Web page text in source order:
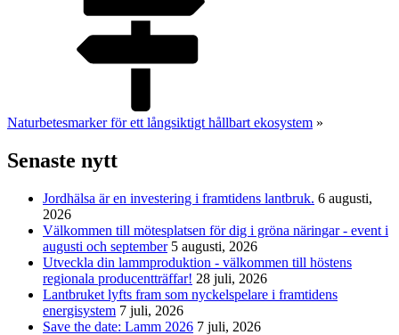
Naturbetesmarker för ett långsiktigt hållbart ekosystem »
Senaste nytt
Jordhälsa är en investering i framtidens lantbruk. 6 augusti,
2026
Välkommen till mötesplatsen för dig i gröna näringar - event i
augusti och september 5 augusti, 2026
Utveckla din lammproduktion - välkommen till höstens
regionala producentträffar! 28 juli, 2026
Lantbruket lyfts fram som nyckelspelare i framtidens
energisystem 7 juli, 2026
Save the date: Lamm 2026 7 juli, 2026